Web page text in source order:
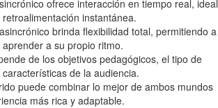
ofrece interacción en tiempo real, ideal
instantánea.
brinda flexibilidad total, permitiendo a
a su propio ritmo.
de los objetivos pedagógicos, el tipo de
de la audiencia.
puede combinar lo mejor de ambos mundos
más rica y adaptable.